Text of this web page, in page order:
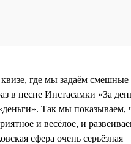
квизе, где мы задаём
в песне Инстасамки «За
Так мы показываем,
и весёлое, и
сфера очень серьёзная